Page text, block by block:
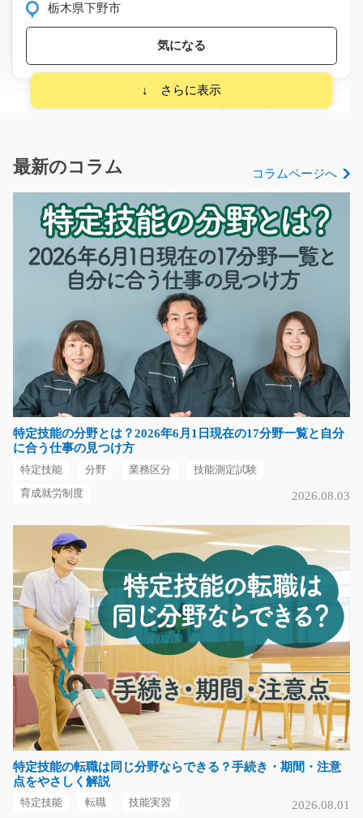
栃木県下野市
気になる
資格が活かせる灯油などの給油配達員/y11_00241
タンクローリーで灯油な…
時給1100円～
長野県伊那市
気になる
二輪車部品の検査・仕分け /t03_00751
弊社スタッフさん大活躍中♪ 未経験の方も大歓迎◎二輪
用部品の仕分けとピ…
長期（3ヶ月以上）
時給1150円
熊本県菊池郡大津町
気になる
機械部品のピッキング格納作業/y01_01154
急募
駅チカ徒歩8分☆子育てママ活躍中！倉庫内作業の経験は
一切不問です！手の…
長期（3ヶ月以上）
時給1250円～
愛知県春日井市
気になる
検査、検品及び梱包、箱詰め作業/y08_02121
急募
最新のコラム コラムページへ
特定技能の分野とは？2026年6月1日現在の17分野一覧と自分
に合う仕事の見つけ方
特定技能 分野 業務区分 技能測定試験
育成就労制度 2026.08.03
特定技能の転職は同じ分野ならできる？手続き・期間・注意
点をやさしく解説
特定技能 転職 技能実習 2026.08.01